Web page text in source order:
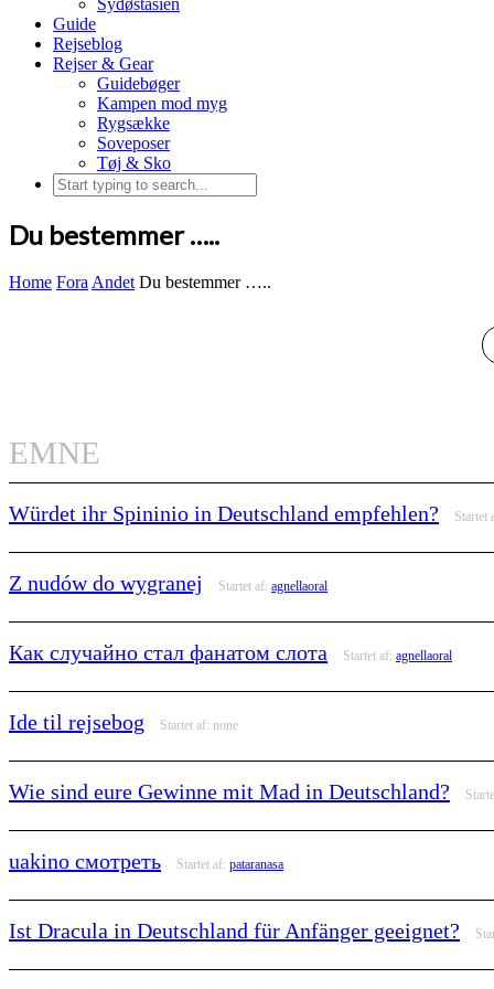
Sydøstasien
Guide
Rejseblog
Rejser & Gear
Guidebøger
Kampen mod myg
Rygsække
Soveposer
Tøj & Sko
Du bestemmer …..
Home Fora Andet Du bestemmer …..
EMNE
Würdet ihr Spininio in Deutschland empfehlen? Startet
Z nudów do wygranej Startet af: agnellaoral
Как случайно стал фанатом слота Startet af: agnellaoral
Ide til rejsebog Startet af: none
Wie sind eure Gewinne mit Mad in Deutschland?
uakino смотреть Startet af: pataranasa
Ist Dracula in Deutschland für Anfänger geeignet?